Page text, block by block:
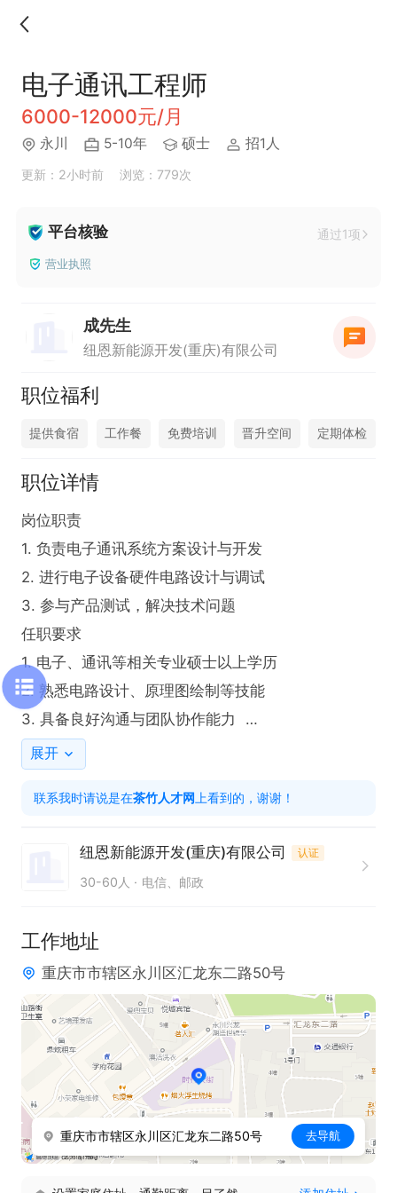
电子通讯工程师
6000-12000元/月
永川 5-10年 硕士 招1人
更新：2小时前 浏览：779次
平台核验 通过1项
营业执照
成先生
纽恩新能源开发(重庆)有限公司
职位福利
提供食宿 工作餐 免费培训 晋升空间 定期体检
职位详情
岗位职责
1. 负责电子通讯系统方案设计与开发
2. 进行电子设备硬件电路设计与调试
3. 参与产品测试，解决技术问题
任职要求
1. 电子、通讯等相关专业硕士以上学历
2. 熟悉电路设计、原理图绘制等技能
3. 具备良好沟通与团队协作能力
4. 有电子通讯产品开发经验者优先
展开
联系我时请说是在茶竹人才网 上看到的，谢谢！
纽恩新能源开发(重庆)有限公司 认证
30-60人 电信、邮政
工作地址
重庆市市辖区永川区汇龙东二路50号
重庆市市辖区永川区汇龙东二路50号 去导航